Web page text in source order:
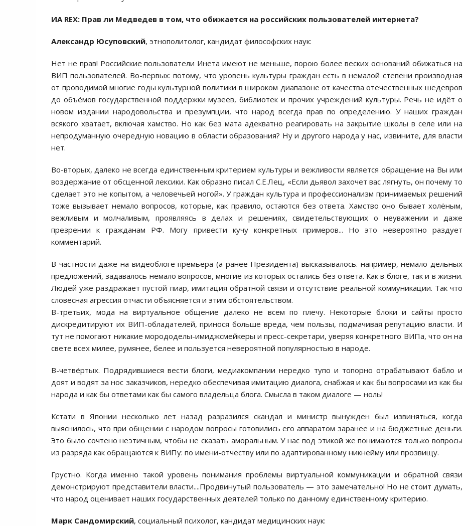
ИА REX: Прав ли Медведев в том, что обижается на российских пользователей интернета?
Александр Юсуповский, этнополитолог, кандидат философских наук:
Нет не прав! Российские пользователи Инета имеют не меньше, порою более веских оснований обижаться на
ВИП пользователей. Во-первых: потому, что уровень культуры граждан есть в немалой степени производная
от проводимой многие годы культурной политики в широком диапазоне от качества отечественных шедевров
до объёмов государственной поддержки музеев, библиотек и прочих учреждений культуры. Речь не идёт о
новом издании народовольства и презумпции, что народ всегда прав по определению. У наших граждан
всякого хватает, включая хамство. Но как без мата адекватно реагировать на закрытие школы в селе или на
непродуманную очередную новацию в области образования? Ну и другого народа у нас, извините, для власти
нет.
Во-вторых, далеко не всегда единственным критерием культуры и вежливости является обращение на Вы или
воздержание от обсценной лексики. Как образно писал С.Е.Лец, «Если дьявол захочет вас лягнуть, он почему то
сделает это не копытом, а человечьей ногой». У граждан культура и профессионализм принимаемых решений
тоже вызывает немало вопросов, которые, как правило, остаются без ответа. Хамство оно бывает холёным,
вежливым и молчаливым, проявляясь в делах и решениях, свидетельствующих о неуважении и даже
презрении к гражданам РФ. Могу привести кучу конкретных примеров... Но это невероятно раздует
комментарий.
В частности даже на видеоблоге премьера (а ранее Президента) высказывалось. например, немало дельных
предложений, задавалось немало вопросов, многие из которых остались без ответа. Как в блоге, так и в жизни.
Людей уже раздражает пустой пиар, имитация обратной связи и отсутствие реальной коммуникации. Так что
словесная агрессия отчасти объясняется и этим обстоятельством.
В-третьих, мода на виртуальное общение далеко не всем по плечу. Некоторые блоки и сайты просто
дискредитируют их ВИП-обладателей, принося больше вреда, чем пользы, подмачивая репутацию власти. И
тут не помогают никакие морододелы-имиджсмейкеры и пресс-секретари, уверяя конкретного ВИПа, что он на
свете всех милее, румянее, белее и пользуется невероятной популярностью в народе.
В-четвёртых. Подрядившиеся вести блоги, медиакомпании нередко тупо и топорно отрабатывают бабло и
доят и водят за нос заказчиков, нередко обеспечивая имитацию диалога, снабжая и как бы вопросами из как бы
народа и как бы ответами как бы самого владельца блога. Смысла в таком диалоге — ноль!
Кстати в Японии несколько лет назад разразился скандал и министр вынужден был извиняться, когда
выяснилось, что при общении с народом вопросы готовились его аппаратом заранее и на бюджетные деньги.
Это было сочтено неэтичным, чтобы не сказать аморальным. У нас под этикой же понимаются только вопросы
из разряда как обращаются к ВИПу: по имени-отчеству или по адаптированному никнейму или прозвищу.
Грустно. Когда именно такой уровень понимания проблемы виртуальной коммуникации и обратной связи
демонстрируют представители власти....Продвинутый пользователь — это замечательно! Но не стоит думать,
что народ оценивает наших государственных деятелей только по данному единственному критерию.
Марк Сандомирский, социальный психолог, кандидат медицинских наук: